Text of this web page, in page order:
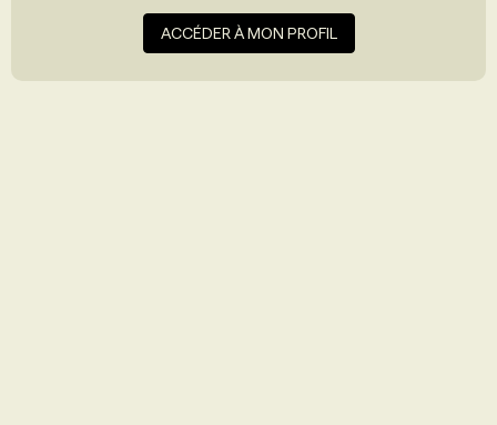
ACCÉDER À MON PROFIL